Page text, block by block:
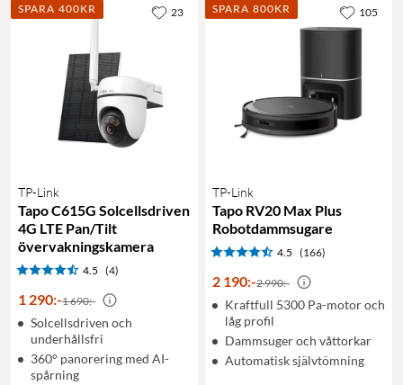
SPARA 400KR
TP-Link
Tapo C615G Solcellsdriven
4G LTE Pan/Tilt
övervakningskamera
4.5 (4)
1 290:-1 690:-
Solcellsdriven och
underhållsfri
360° panorering med AI-
spårning
23 SPARA 800KR
TP-Link
Tapo RV20 Max Plus
Robotdammsugare
4.5 (166)
2 190:-2 990:-
Kraftfull 5300 Pa-motor och
låg profil
Dammsuger och våttorkar
Automatisk självtömning
105